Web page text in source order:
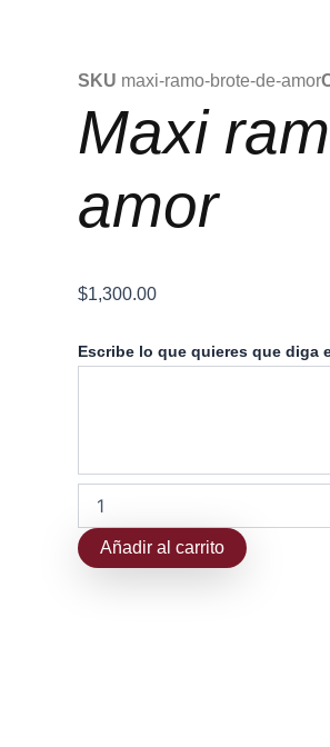
SKU maxi-ramo-brote-de-amor
Maxi
amor
$1,300.00
Escribe lo que quieres que diga
Maxi
ramo
Añadir al carrito